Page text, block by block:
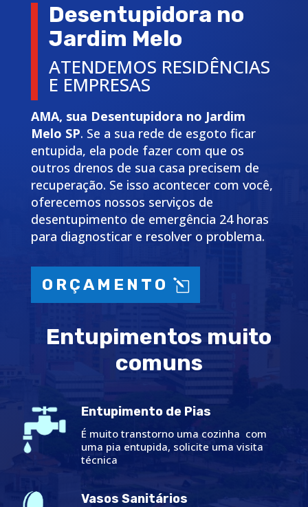
Desentupidora no
Jardim Melo
ATENDEMOS RESIDÊNCIAS
E EMPRESAS
AMA, sua Desentupidora no Jardim
Melo SP. Se a sua rede de esgoto ficar
entupida, ela pode fazer com que os
outros drenos de sua casa precisem de
recuperação. Se isso acontecer com você,
oferecemos nossos serviços de
desentupimento de emergência 24 horas
para diagnosticar e resolver o problema.
ORÇAMENTO
Entupimentos muito
comuns
Entupimento de Pias
É muito transtorno uma cozinha com
uma pia entupida, solicite uma visita
técnica
Vasos Sanitários